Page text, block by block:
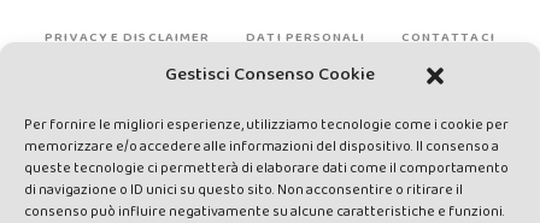
Gestisci Consenso Cookie
Per fornire le migliori esperienze, utilizziamo tecnologie come i cookie per
memorizzare e/o accedere alle informazioni del dispositivo. Il consenso a
queste tecnologie ci permetterà di elaborare dati come il comportamento
di navigazione o ID unici su questo sito. Non acconsentire o ritirare il
consenso può influire negativamente su alcune caratteristiche e funzioni.
PRIVACY E DISCLAIMER DATI PERSONALI CONTATTACI